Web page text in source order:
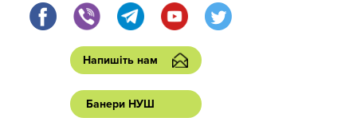
Напишіть нам
Банери НУШ